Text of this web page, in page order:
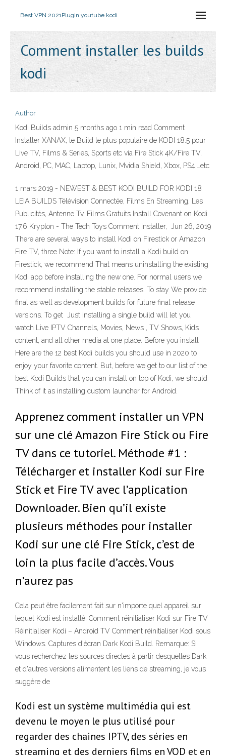
Best VPN 2021Plugin youtube kodi
Comment installer les builds
kodi
Author
Kodi Builds admin 5 months ago 1 min read Comment
Installer XANAX, le Build le plus populaire de KODI 18.5 pour
Live TV, Films & Series, Sports etc via Fire Stick 4K/Fire TV,
Android, PC, MAC, Laptop, Lunix, Mvidia Shield, Xbox, PS4,…etc
1 mars 2019 - NEWEST & BEST KODI BUILD FOR KODI 18
LEIA BUILDS Télévision Connectée, Films En Streaming, Les
Publicités, Antenne Tv, Films Gratuits Install Covenant on Kodi
17.6 Krypton - The Tech Toys Comment Installer, Jun 26, 2019
There are several ways to install Kodi on Firestick or Amazon
Fire TV, three Note: If you want to install a Kodi build on
Firestick, we recommend That means uninstalling the existing
Kodi app before installing the new one. For normal users we
recommend installing the stable releases. To stay We provide
final as well as development builds for future final release
versions. To get Just installing a single build will let you
watch Live IPTV Channels, Movies, News , TV Shows, Kids
content, and all other media at one place. Before you install
Here are the 12 best Kodi builds you should use in 2020 to
enjoy your favorite content. But, before we get to our list of the
best Kodi Builds that you can install on top of Kodi, we should
Think of it as installing custom launcher for Android.
Apprenez comment installer un VPN
sur une clé Amazon Fire Stick ou Fire
TV dans ce tutoriel. Méthode #1 :
Télécharger et installer Kodi sur Fire
Stick et Fire TV avec l’application
Downloader. Bien qu’il existe
plusieurs méthodes pour installer
Kodi sur une clé Fire Stick, c’est de
loin la plus facile d’accès. Vous
n’aurez pas
Cela peut être facilement fait sur n'importe quel appareil sur
lequel Kodi est installé. Comment réinitialiser Kodi sur Fire TV
Réinitialiser Kodi – Android TV Comment réinitialiser Kodi sous
Windows. Captures d'écran Dark Kodi Build. Remarque: Si
vous recherchez les sources directes à partir desquelles Dark
et d'autres versions alimentent les liens de streaming, je vous
suggère de
Kodi est un système multimédia qui est
devenu le moyen le plus utilisé pour
regarder des chaines IPTV, des séries en
streaming et des derniers films en VOD et en